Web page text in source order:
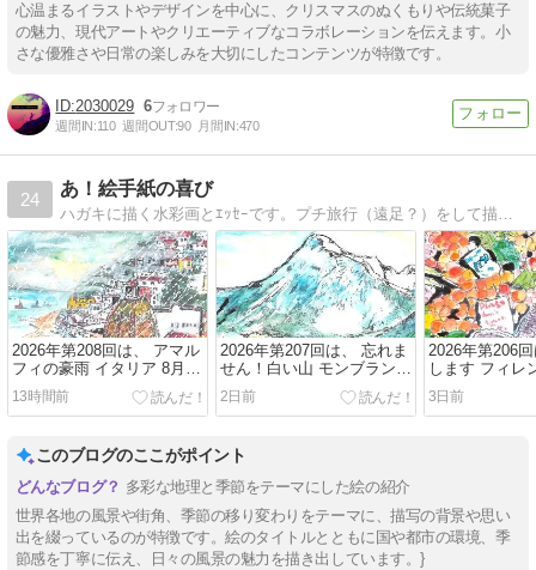
心温まるイラストやデザインを中心に、クリスマスのぬくもりや伝統菓子
の魅力、現代アートやクリエーティブなコラボレーションを伝えます。小
さな優雅さや日常の楽しみを大切にしたコンテンツが特徴です。
2030029 6
週間IN:110 週間OUT:90 月間IN:470
24
あ！絵手紙の喜び
2026年第208回は、 アマル
フィの豪雨 イタリア 8月7
日描く
13時間前
2026年第207回は、 忘れま
せん！白い山 モンブラン
フランス・イタリア 8月6日
描く
2日前
2026年第206
します フィレ
トラルマーケ
く
3日前
このブログのここがポイント
多彩な地理と季節をテーマにした絵の紹介
世界各地の風景や街角、季節の移り変わりをテーマに、描写の背景や思い
出を綴っているのが特徴です。絵のタイトルとともに国や都市の環境、季
節感を丁寧に伝え、日々の風景の魅力を描き出しています。}